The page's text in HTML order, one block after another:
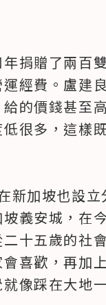
捐贈了兩百
經費。盧建
的價錢甚至
很多，這樣
加坡也設立
義安城，在
十五歲的社
喜歡，再加
像踩在大地一